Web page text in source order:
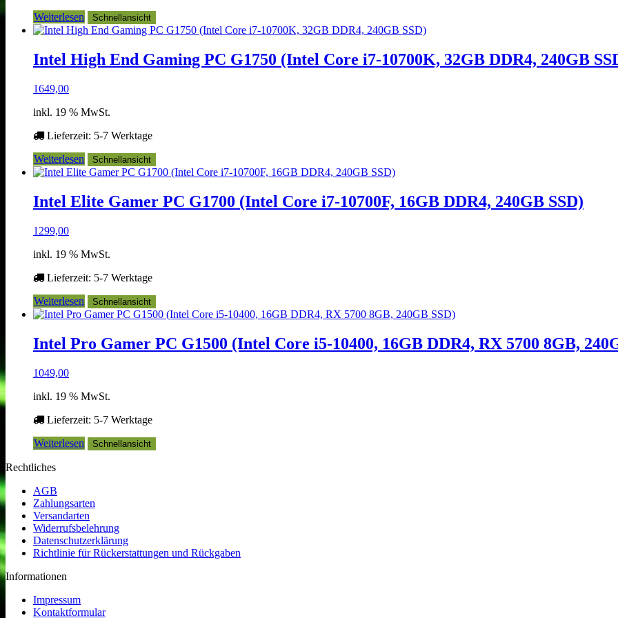
Weiterlesen Schnellansicht
Intel High End Gaming PC G1750 (Intel Core i7-10700K, 32GB DDR4, 240GB
1649,00
inkl. 19 % MwSt.
Lieferzeit: 5-7 Werktage
Weiterlesen
Schnellansicht
Intel Elite Gamer PC G1700 (Intel Core i7-10700F, 16GB DDR4, 240GB SSD)
1299,00
inkl. 19 % MwSt.
Lieferzeit: 5-7 Werktage
Weiterlesen
Schnellansicht
Intel Pro Gamer PC G1500 (Intel Core i5-10400, 16GB DDR4, RX 5700 8GB,
1049,00
inkl. 19 % MwSt.
Lieferzeit: 5-7 Werktage
Weiterlesen
Schnellansicht
Rechtliches
AGB
Zahlungsarten
Versandarten
Widerrufsbelehrung
Datenschutzerklärung
Richtlinie für Rückerstattungen und Rückgaben
Informationen
Impressum
Kontaktformular